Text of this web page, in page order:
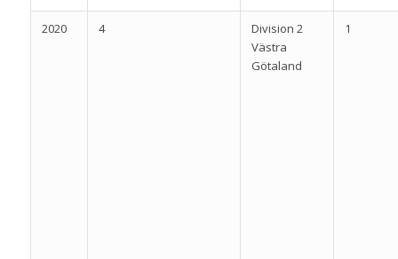
2020 4
Division 2
Västra
Götaland
1